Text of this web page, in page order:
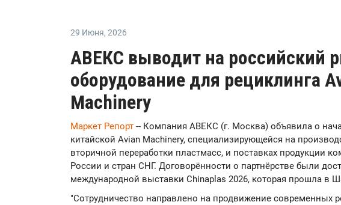
29 Июня, 2026
АВЕКС выводит на российский
оборудование для рециклинга
Machinery
Маркет Репорт -- Компания АВЕКС (г. Москва) объявила о
китайской Avian Machinery, специализирующейся на
вторичной переработки пластмасс, и поставках продукции
России и стран СНГ. Договорённости о партнёрстве были
международной выставки Chinaplas 2026, которая прошла в
"Сотрудничество направлено на продвижение современных